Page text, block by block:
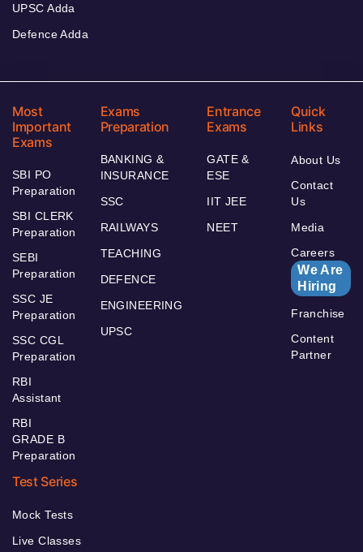
UPSC Adda
Defence Adda
Most
Important
Exams
SBI PO
Preparation
SBI CLERK
Preparation
SEBI
Preparation
SSC JE
Preparation
SSC CGL
Preparation
RBI
Assistant
RBI
GRADE B
Preparation
Exams
Preparation
BANKING &
INSURANCE
SSC
RAILWAYS
TEACHING
DEFENCE
ENGINEERING
UPSC
Entrance
Exams
GATE &
ESE
IIT JEE
NEET
Quick
Links
About Us
Contact
Us
Media
Careers
We Are
Hiring
Franchise
Content
Partner
Test Series
Mock Tests
Live Classes